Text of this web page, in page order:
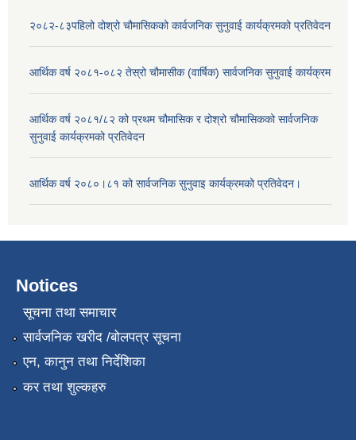
२०८२-८३पहिलो दोश्रो चौमासिकको कार्वजनिक सुनुवाई कार्यक्रमको प्रतिवेदन
आर्थिक वर्ष २०८१-०८२ तेस्रो चौमासीक (वार्षिक) सार्वजनिक सुनुवाई कार्यक्रम
आर्थिक वर्ष २०८१/८२ को प्रथम चौमासिक र दोश्रो चौमासिकको सार्वजनिक
सुनुवाई कार्यक्रमको प्रतिवेदन
आर्थिक वर्ष २०८०।८१ को सार्वजनिक सुनुवाइ कार्यक्रमको प्रतिवेदन।
Notices
सूचना तथा समाचार
सार्वजनिक खरीद /बोलपत्र सूचना
एन, कानुन तथा निर्देशिका
कर तथा शुल्कहरु